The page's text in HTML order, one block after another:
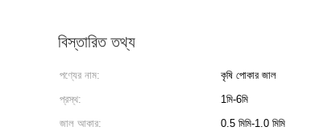
বিস্তারিত তথ্য
পণ্যের নাম: কৃষি পোকার জাল
প্রস্থ:
1মি-6মি
জাল আকার:
0.5 মিমি-1.0 মিমি